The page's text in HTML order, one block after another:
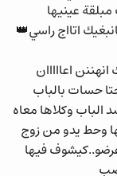
عينيها
اتااج راسي👑
اعااااان
حسات بالباب
الباب وكلاها معاه
وحط يدو من زوج
فيها